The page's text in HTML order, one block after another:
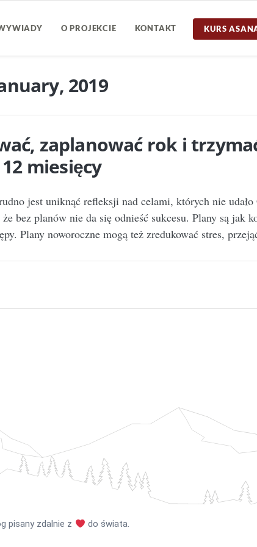
O PROJEKCIE KONTAKT KURS
2019
zaplanować rok i
miesięcy
jest uniknąć refleksji nad celami, których nie
bez planów nie da się odnieść sukcesu. Plany są jak
Plany noworoczne mogą też zredukować stres,
pisany zdalnie z do świata.